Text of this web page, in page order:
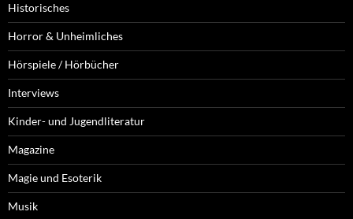
Historisches
Horror & Unheimliches
Hörspiele / Hörbücher
Interviews
Kinder- und Jugendliteratur
Magazine
Magie und Esoterik
Musik